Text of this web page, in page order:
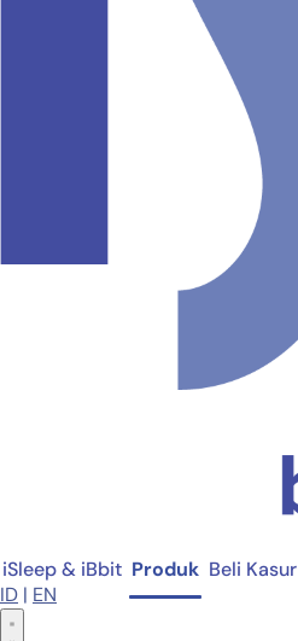
iSleep & iBbit Produk Beli Kasur
ID | EN